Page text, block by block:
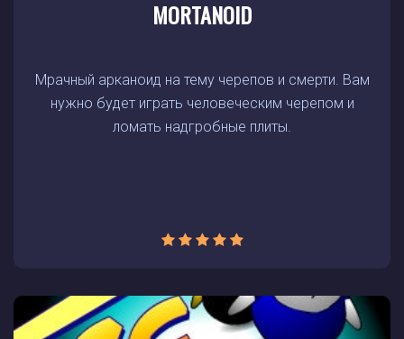
MORTANOID
Мрачный арканоид на тему черепов и смерти. Вам
нужно будет играть человеческим черепом и
ломать надгробные плиты.